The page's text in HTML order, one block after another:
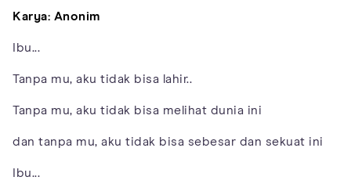
Karya: Anonim
Ibu...
Tanpa mu, aku tidak bisa lahir..
Tanpa mu, aku tidak bisa melihat dunia ini
dan tanpa mu, aku tidak bisa sebesar dan sekuat ini
Ibu...